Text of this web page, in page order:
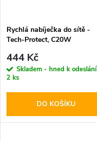
Rychlá nabíječka do sítě -
Tech-Protect, C20W
Lightning kabel
444 Kč
Skladem - hned k odeslání
2 ks
DO KOŠÍKU